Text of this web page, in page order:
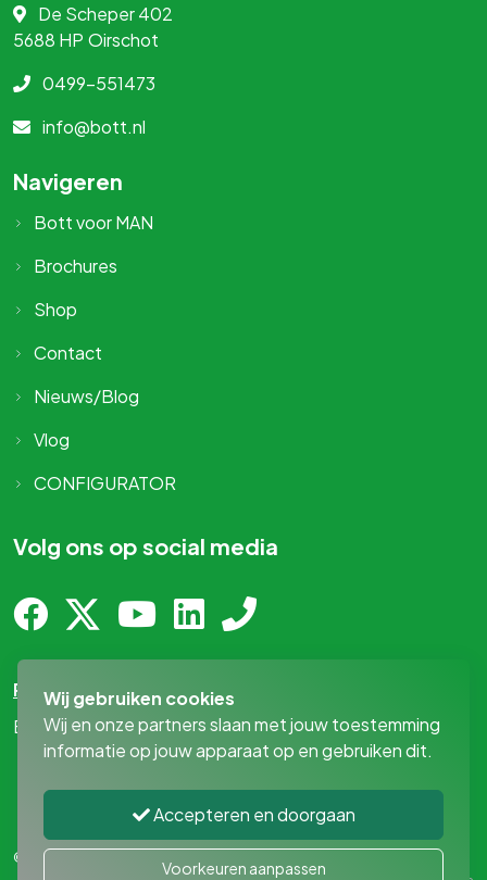
De Scheper 402
5688 HP Oirschot
0499-551473
info@bott.nl
Navigeren
Bott voor MAN
Brochures
Shop
Contact
Nieuws/Blog
Vlog
CONFIGURATOR
Volg ons op social media
Privacy-statement
By
MediaPresentaties!
© 2026 - MAN Bedrijfswageninrichting
Wij gebruiken cookies
Wij en onze partners slaan met jouw toestemming
informatie op jouw apparaat op en gebruiken dit.
Accepteren en doorgaan
Voorkeuren aanpassen